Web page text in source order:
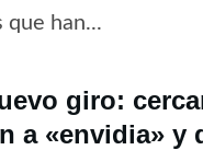
que han...
giro:
a «envidia» y